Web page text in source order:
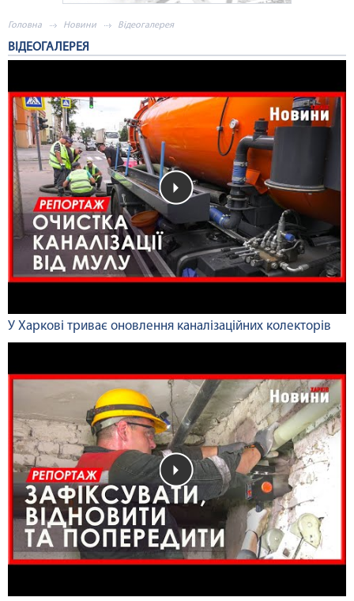
Головна Новини Відеогалерея
ВІДЕОГАЛЕРЕЯ
У Харкові триває оновлення каналізаційних колекторів